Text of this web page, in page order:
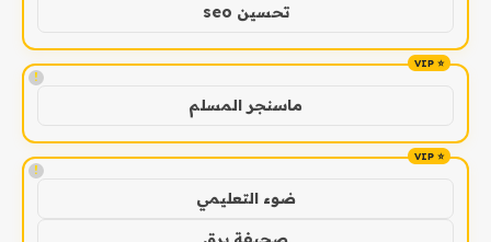
تحسين seo
!
ماسنجر المسلم
!
ضوء التعليمي